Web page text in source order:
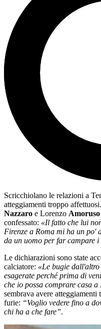
Scricchiolano le relazioni a
atteggiamenti troppo
Nazzaro e Lorenzo Amoruso
confessato: «Il fatto che lui
Firenze a Roma mi ha un po'
da un uomo per far campare
Le dichiarazioni sono state
calciatore: «Le bugie
esagerate perché prima di
che io possa comprare casa a
sembrava avere
furie: “Voglio vedere fino a
chi ha a che fare”.